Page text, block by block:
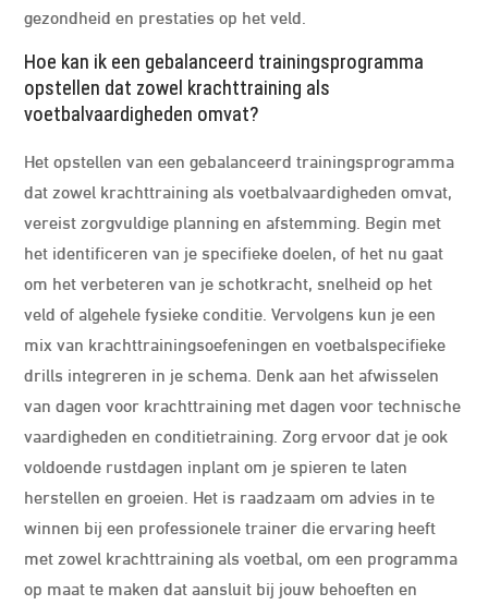
gezondheid en prestaties op het veld.
Hoe kan ik een gebalanceerd trainingsprogramma
opstellen dat zowel krachttraining als
voetbalvaardigheden omvat?
Het opstellen van een gebalanceerd trainingsprogramma
dat zowel krachttraining als voetbalvaardigheden omvat,
vereist zorgvuldige planning en afstemming. Begin met
het identificeren van je specifieke doelen, of het nu gaat
om het verbeteren van je schotkracht, snelheid op het
veld of algehele fysieke conditie. Vervolgens kun je een
mix van krachttrainingsoefeningen en voetbalspecifieke
drills integreren in je schema. Denk aan het afwisselen
van dagen voor krachttraining met dagen voor technische
vaardigheden en conditietraining. Zorg ervoor dat je ook
voldoende rustdagen inplant om je spieren te laten
herstellen en groeien. Het is raadzaam om advies in te
winnen bij een professionele trainer die ervaring heeft
met zowel krachttraining als voetbal, om een programma
op maat te maken dat aansluit bij jouw behoeften en